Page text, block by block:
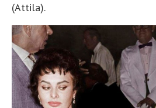
(Attila).